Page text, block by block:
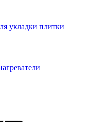
укладки плитки